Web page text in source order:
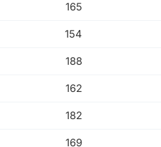
165
154
188
162
182
169